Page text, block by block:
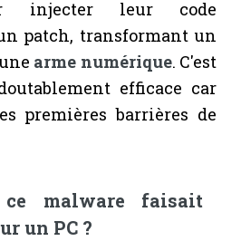
injecter leur code
patch, transformant un
arme numérique. C'est
efficace car
premières barrières de
ce malware faisait
un PC ?